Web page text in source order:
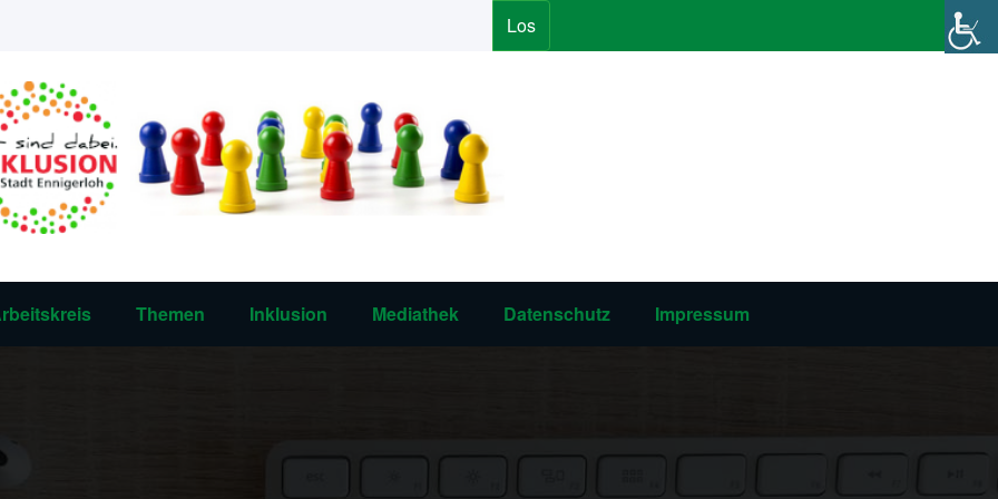
Los
Themen Inklusion Mediathek Datenschutz Impressum